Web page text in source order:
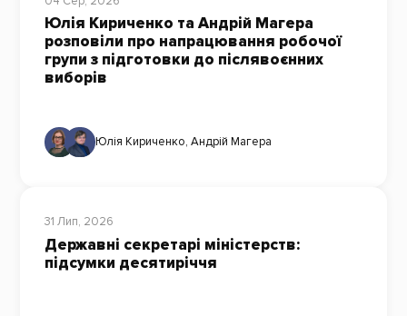
Юлія Кириченко та Андрій Магера
розповіли про напрацювання робочої
групи з підготовки до післявоєнних
виборів
Юлія Кириченко, Андрій Магера
31 Лип, 2026
Державні секретарі міністерств:
підсумки десятиріччя